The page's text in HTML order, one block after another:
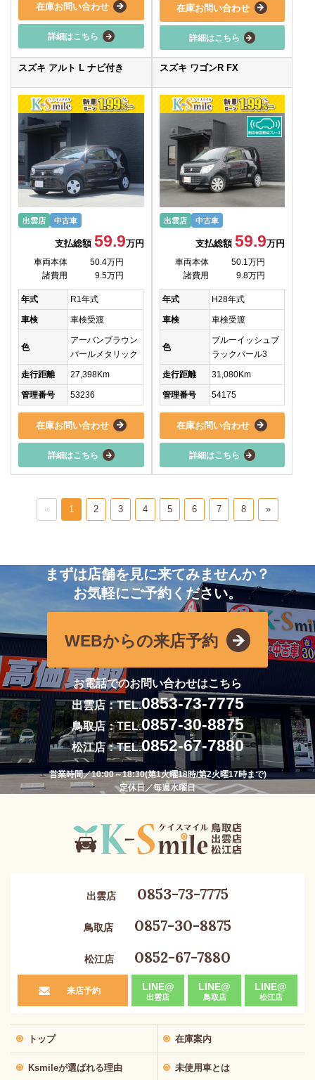
在庫お問い合わせ
詳細はこちら
在庫お問い合わせ
詳細はこちら
スズキ アルト L ナビ付き
出雲店 中古車
支払総額 59.9万円
車両本体
50.4万円
諸費用
9.5万円
年式 R1年式
車検 車検受渡
色
アーバンブラウン
パールメタリック
走行距離 27,398Km
管理番号 53236
在庫お問い合わせ
詳細はこちら
スズキ ワゴンR FX
出雲店 中古車
支払総額59.9万円
車両本体
50.1万円
諸費用
9.8万円
年式 H28年式
車検 車検受渡
色
ブルーイッシュブ
ラックパール3
走行距離 31,080Km
管理番号 54175
在庫お問い合わせ
詳細はこちら
« 1 2 3 4 5 6 7 8 »
まずは店舗を見に来てみませんか？
お気軽にご予約ください。
WEBからの来店予約
お電話でのお問い合わせはこちら
出雲店：TEL.0853-73-7775
鳥取店：TEL.0857-30-8875
松江店：TEL.0852-67-7880
営業時間／10:00～18:30(第1火曜18時/第2火曜17時まで)
定休日／毎週水曜日
出雲店 0853-73-7775
鳥取店 0857-30-8875
松江店 0852-67-7880
来店予約 LINE@
出雲店
LINE@
鳥取店
LINE@
松江店
トップ 在庫案内
Ksmileが選ばれる理由 未使用車とは